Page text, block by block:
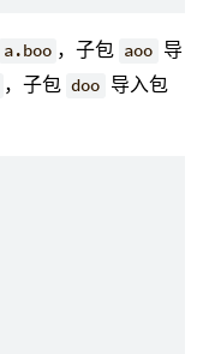
a.boo ，子包 aoo 导
，子包 doo 导入包